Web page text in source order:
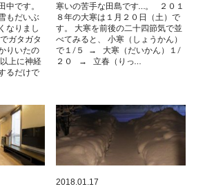
中です。
もだいぶ
なりまし
ガタガタ
りいたの
上に神経
るだけで
寒いの苦手な田島です…。 ２０１
８年の大寒は１月２０日（土）で
す。 大寒を前後の二十四節気で並
べてみると、 小寒（しょうかん）
で１/５ → 大寒（だいかん）１/
２０ → 立春（りっ…
2018.01.17